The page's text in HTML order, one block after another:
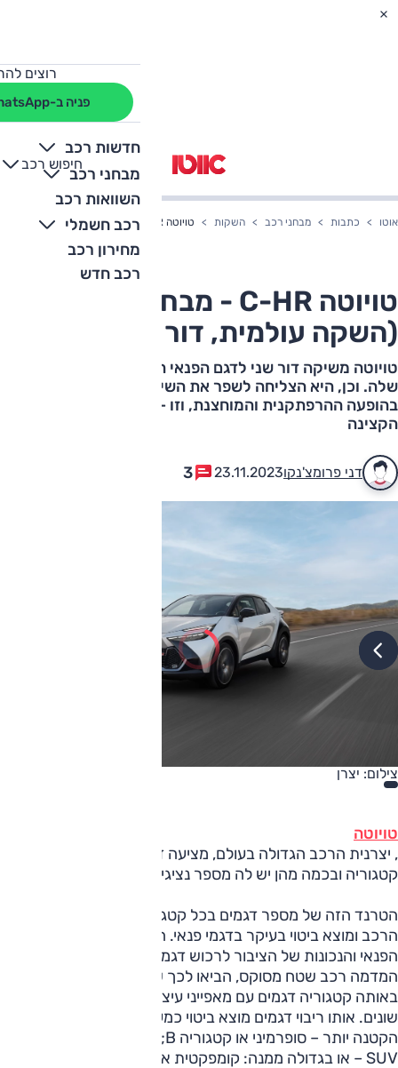
רוצים
פניה ב-WhatsApp
חדשות רכב
מבחני רכב
השוואות רכב
רכב חשמלי
מחירון רכב
רכב חדש
חיפוש רכב
+
-
אוטו כתבות מבחני רכב השקות טויוטה C-HR - מבחן דרכים (השקה עולמית, דור שני)
טויוטה C-HR - מבחן דרכים
(השקה עולמית, דור שני)
טויוטה משיקה דור שני לדגם הפנאי הקומפקטי והאקספרסיבי
שלה. וכן, היא הצליחה לשפר את השימושיות מבלי לפגוע
בהופעה ההרפתקנית והמוחצנת, וזו – תאמינו או לא – אפילו
הקצינה
דני פרומצ'נקו23.11.2023
3
צילום: יצרן
טויוטה
, יצרנית הרכב הגדולה בעולם, מציעה דגמים משלה בכל
קטגוריה ובכמה מהן יש לה מספר נציגים.
הטרנד הזה של מספר דגמים בכל קטגוריה חדש יחסית בעולם
הרכב ומוצא ביטוי בעיקר בדגמי פנאי. הפופולריות של רכבי
הפנאי והנכונות של הציבור לרכוש דגמים כאלה לא רק בעיצוב
המדמה רכב שטח מסוקס, הביאו לכך שיצרניות רבות מציעות
באותה קטגוריה דגמים עם מאפייני עיצוב, ממדים ובמחירים
שונים. אותו ריבוי דגמים מוצא ביטוי כמעט תמיד בקטגוריה